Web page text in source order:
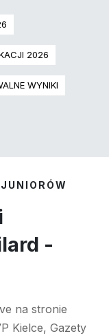
2026
WYNIKI
-
na stronie
Kielce, Gazety